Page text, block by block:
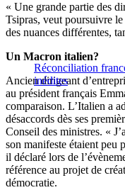
« Une grande partie des
Tsipras, veut poursuivre
des nuances différentes,
Réconciliation
inédites
Un Macron italien?
Ancien dirigeant
au président français
comparaison. L’Italien a
désaccords dès ses
Conseil des ministres. «
son manifeste étaient peu
il déclaré lors de
référence au projet de
démocratie.